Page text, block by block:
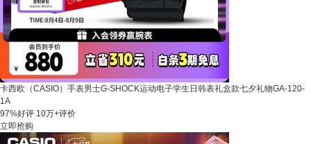
卡西欧（CASIO）手表男士G-SHOCK运动电子学生日韩表礼盒款七夕礼物GA-120-
1A
97%好评 10万+评价
立即抢购